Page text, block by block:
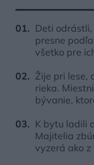
Deti
presne
všetko pre
Žije pri lese,
rieka.
bývanie,
K bytu ladili
Majitelia
vyzerá ako z